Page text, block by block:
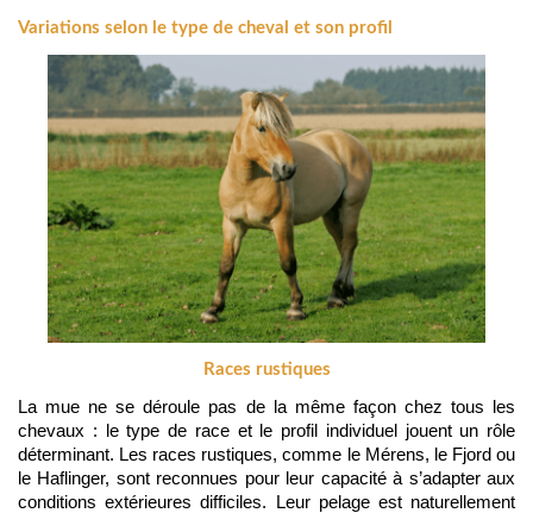
Variations selon le type de cheval et son profil
Races rustiques
La mue ne se déroule pas de la même façon chez tous les
chevaux : le type de race et le profil individuel jouent un rôle
déterminant. Les races rustiques, comme le Mérens, le Fjord ou
le Haflinger, sont reconnues pour leur capacité à s’adapter aux
conditions extérieures difficiles. Leur pelage est naturellement